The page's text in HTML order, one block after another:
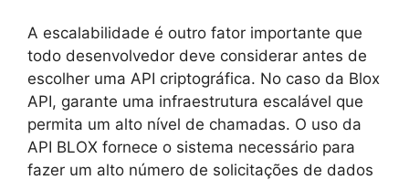
A escalabilidade é outro fator importante que
todo desenvolvedor deve considerar antes de
escolher uma API criptográfica. No caso da Blox
API, garante uma infraestrutura escalável que
permita um alto nível de chamadas. O uso da
API BLOX fornece o sistema necessário para
fazer um alto número de solicitações de dados